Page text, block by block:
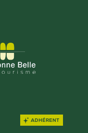
VOTRE
ADHÉRENT